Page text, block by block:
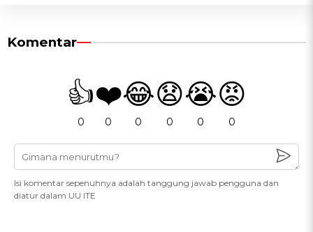
Komentar
👍
0
❤️
0
😂
0
😧
0
😭
0
😡
0
Isi komentar sepenuhnya adalah tanggung jawab pengguna dan
diatur dalam UU ITE